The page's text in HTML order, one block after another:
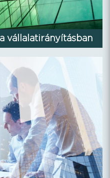
vállalatirányításban